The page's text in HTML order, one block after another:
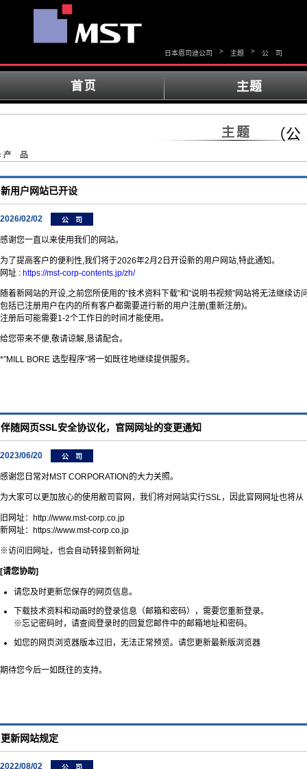
日本恩司迪公司 > 主题 > 公 司
（
产 品
新用户网站已开设
2026/02/02 公 司
感谢您一直以来使用我们的网站。
为了提高客户的便利性,我们将于2026年2月2日开设新的用户网站,特此通知。
网址 : https://mst-corp-contents.jp/zh/
随着新网站的开设,之前您所使用的”技术资料下载”和”说明书视频”网站将无法继续访
包括已注册用户在内的所有客户都需要进行新的用户注册(重新注册)。
注册后可能需要1-2个工作日的时间才能使用。
给您带来不便,敬请谅解,恳请配合。
*”MILL BORE 选型程序”将一如既往地继续提供服务。
伴随网页SSL安全协议化，官网网址的变更通知
2023/06/20 公 司
感谢您日常对MST CORPORATION的大力关照。
为大家可以更加放心的使用敝司官网，我们将对网站实行SSL，因此官网网址也将
旧网址：http://www.mst-corp.co.jp
新网址：https://www.mst-corp.co.jp
※访问旧网址，也会自动转接到新网址
[请您协助]
请您及时更新您保存的网页信息。
下载技术资料和动画时的登录信息（邮箱和密码），需要您重新登录。
※忘记密码时，请查阅登录时的回复您邮件中的邮箱地址和密码。
如您的网页浏览器版本过旧，无法正常预览。请您更新最新版浏览器
期待您今后一如既往的支持。
更新网站规定
2022/08/02 公 司